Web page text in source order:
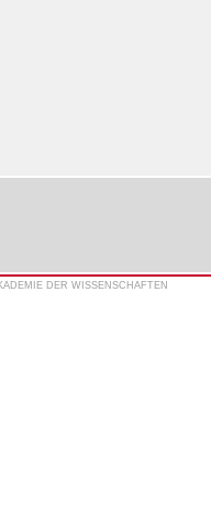
DER WISSENSCHAFTEN